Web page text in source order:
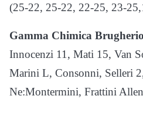
(25-22, 25-22, 22-25, 23-
Gamma Chimica Brugherio
Innocenzi 11, Mati 15, Van
Marini L, Consonni, Selleri
Ne:Montermini, Frattini